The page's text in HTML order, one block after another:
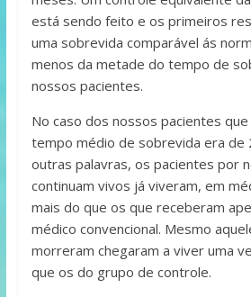
está sendo feito e os primeiros
uma sobrevida comparável ás
menos da metade do tempo de
nossos pacientes.
No caso dos nossos pacientes
tempo médio de sobrevida era de
outras palavras, os pacientes por
continuam vivos já viveram, em
mais do que os que receberam
médico convencional. Mesmo
morreram chegaram a viver uma
que os do grupo de controle.